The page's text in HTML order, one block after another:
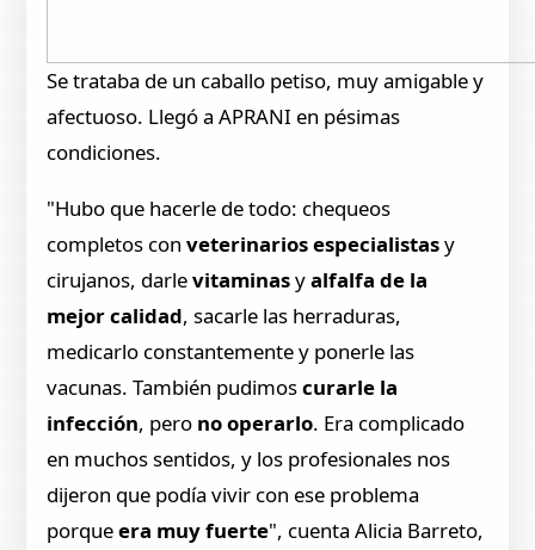
Se trataba de un caballo petiso, muy amigable y
afectuoso. Llegó a APRANI en pésimas
condiciones.
"Hubo que hacerle de todo: chequeos
completos conveterinarios especialistasy
cirujanos, darlevitaminasyalfalfa de la
mejor calidad, sacarle las herraduras,
medicarlo constantemente y ponerle las
vacunas. También pudimoscurarle la
infección, pero no operarlo. Era complicado
en muchos sentidos, y los profesionales nos
dijeron que podía vivir con ese problema
porqueera muy fuerte", cuenta Alicia Barreto,